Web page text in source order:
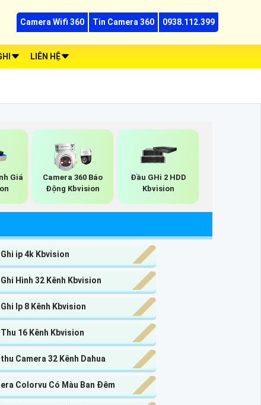
Camera Wifi 360 Tin Camera 360 0938.112.399
LIÊN HỆ
Giá
Camera 360 Báo
Động Kbvision
Đầu GHi 2 HDD
Kbvision
ip 4k Kbvision
Hình 32 Kênh Kbvision
Ip 8 Kênh Kbvision
16 Kênh Kbvision
Camera 32 Kênh Dahua
Colorvu Có Màu Ban Đêm